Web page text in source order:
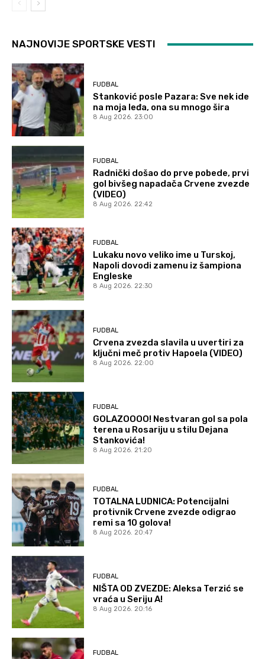
NAJNOVIJE SPORTSKE VESTI
FUDBAL
Stanković posle Pazara: Sve nek ide
na moja leđa, ona su mnogo šira
8 Aug 2026. 23:00
FUDBAL
Radnički došao do prve pobede, prvi
gol bivšeg napadača Crvene zvezde
(VIDEO)
8 Aug 2026. 22:42
FUDBAL
Lukaku novo veliko ime u Turskoj,
Napoli dovodi zamenu iz šampiona
Engleske
8 Aug 2026. 22:30
FUDBAL
Crvena zvezda slavila u uvertiri za
ključni meč protiv Hapoela (VIDEO)
8 Aug 2026. 22:00
FUDBAL
GOLAZOOOO! Nestvaran gol sa pola
terena u Rosariju u stilu Dejana
Stankovića!
8 Aug 2026. 21:20
FUDBAL
TOTALNA LUDNICA: Potencijalni
protivnik Crvene zvezde odigrao
remi sa 10 golova!
8 Aug 2026. 20:47
FUDBAL
NIŠTA OD ZVEZDE: Aleksa Terzić se
vraća u Seriju A!
8 Aug 2026. 20:16
FUDBAL